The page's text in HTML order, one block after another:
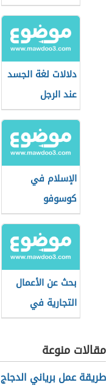
دلالات لغة الجسد
عند الرجل
الإسلام في
كوسوفو
بحث عن الأعمال
التجارية في
القانون التجاري
مقالات منوعة
طريقة عمل برياني الدجاج